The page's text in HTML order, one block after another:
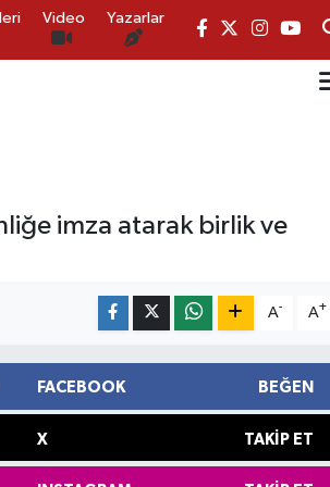
Video Yazarlar
imza atarak birlik ve
A- A+
FACEBOOK BEĞEN
X TAKIP ET